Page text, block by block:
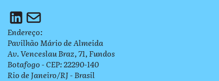
Endereço:
Pavilhão Mário de Almeida
Av. Venceslau Braz, 71, Fundos
Botafogo - CEP: 22290-140
Rio de Janeiro/RJ - Brasil